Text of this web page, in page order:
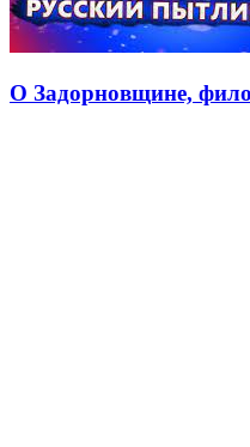
О Задорновщине,